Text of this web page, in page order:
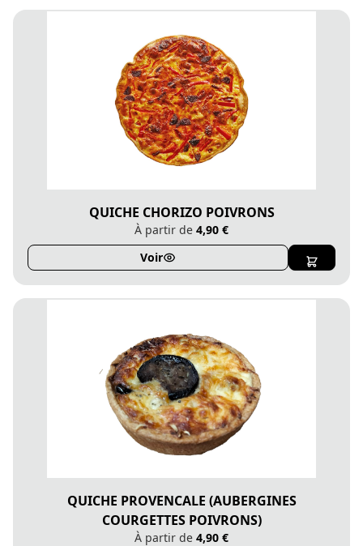
QUICHE CHORIZO POIVRONS
À partir de 4,90 €
Voir
QUICHE PROVENCALE (AUBERGINES
COURGETTES POIVRONS)
À partir de 4,90 €